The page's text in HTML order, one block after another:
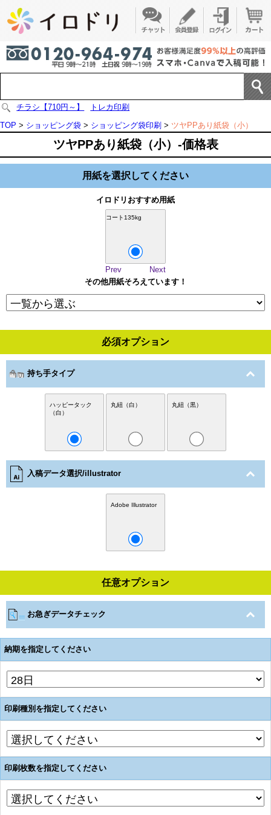
チラシ【710円～】
トレカ印刷
TOP > ショッピング袋 > ショッピング袋印刷 > ツヤPPあり紙袋（小）
ツヤPPあり紙袋（小）-価格表
用紙を選択してください
イロドリおすすめ用紙
コート135kg
Prev
Next
その他用紙そろえています！
必須オプション
持ち手タイプ
ハッピータック
（白）
丸紐（白） 丸紐（黒）
入稿データ選択/illustrator
Adobe Illustrator
任意オプション
お急ぎデータチェック
納期を指定してください
印刷種別を指定してください
印刷枚数を指定してください